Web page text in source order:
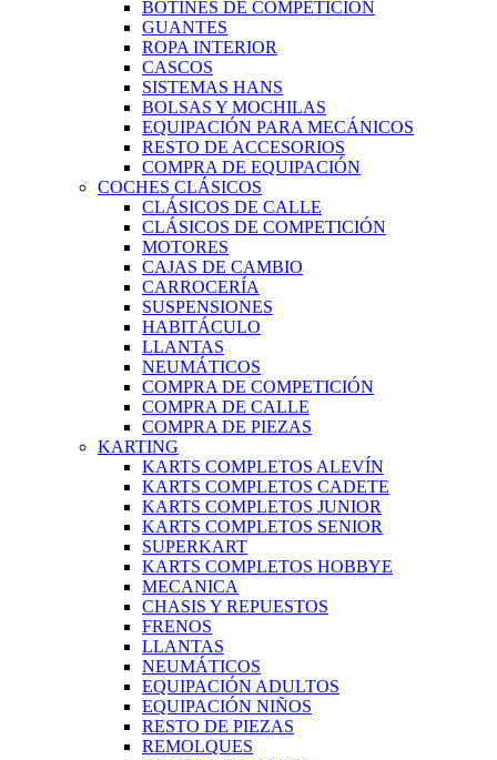
BOTINES DE COMPETICIÓN
GUANTES
ROPA INTERIOR
CASCOS
SISTEMAS HANS
BOLSAS Y MOCHILAS
EQUIPACIÓN PARA MECÁNICOS
RESTO DE ACCESORIOS
COMPRA DE EQUIPACIÓN
COCHES CLÁSICOS
CLÁSICOS DE CALLE
CLÁSICOS DE COMPETICIÓN
MOTORES
CAJAS DE CAMBIO
CARROCERÍA
SUSPENSIONES
HABITÁCULO
LLANTAS
NEUMÁTICOS
COMPRA DE COMPETICIÓN
COMPRA DE CALLE
COMPRA DE PIEZAS
KARTING
KARTS COMPLETOS ALEVÍN
KARTS COMPLETOS CADETE
KARTS COMPLETOS JUNIOR
KARTS COMPLETOS SENIOR
SUPERKART
KARTS COMPLETOS HOBBYE
MECANICA
CHASIS Y REPUESTOS
FRENOS
LLANTAS
NEUMÁTICOS
EQUIPACIÓN ADULTOS
EQUIPACIÓN NIÑOS
RESTO DE PIEZAS
REMOLQUES